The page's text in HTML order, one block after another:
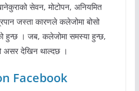
सेवन, मोटोपन, अनियमित
जस्ता कारणले कलेजोमा बोसो
हुन्छ । जब, कलेजोमा समस्या हुन्छ,
असर देखिन थाल्दछ ।
Facebook